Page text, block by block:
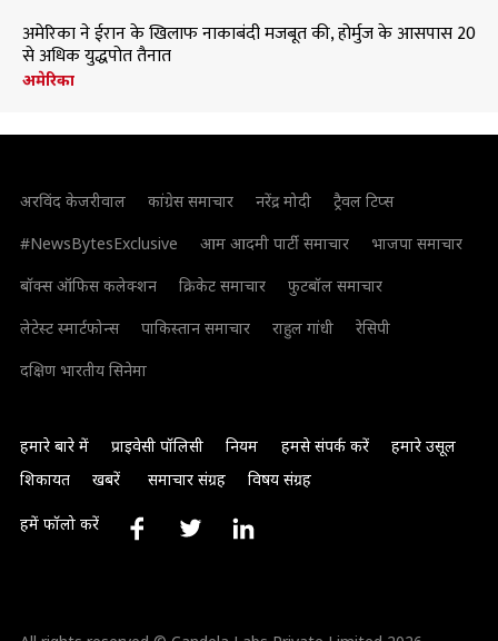
अमेरिका ने ईरान के खिलाफ नाकाबंदी मजबूत की, होर्मुज के आसपास 20
से अधिक युद्धपोत तैनात
अमेरिका
अरविंद केजरीवाल कांग्रेस समाचार नरेंद्र मोदी
ट्रैवल टिप्स
#NewsBytesExclusive
आम आदमी पार्टी समाचार
भाजपा समाचार
बॉक्स ऑफिस कलेक्शन
क्रिकेट समाचार
फुटबॉल समाचार
लेटेस्ट स्मार्टफोन्स
पाकिस्तान समाचार राहुल गांधी
रेसिपी
दक्षिण भारतीय सिनेमा
हमारे बारे में प्राइवेसी पॉलिसी नियम हमसे संपर्क करें
हमारे उसूल
शिकायत
खबरें समाचार संग्रह विषय संग्रह
हमें फॉलो करें